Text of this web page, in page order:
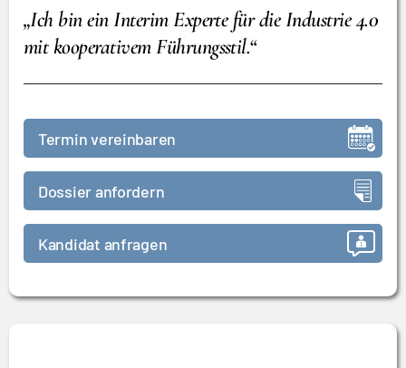
„Ich bin ein Interim Experte für die Industrie 4.0
mit kooperativem Führungsstil.“
Termin vereinbaren
Dossier anfordern
Kandidat anfragen